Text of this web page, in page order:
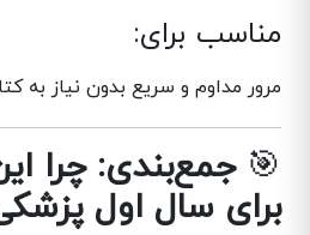
مناسب برای:
مرور مداوم و سریع بدون نیاز به
🎯
برای سال اول